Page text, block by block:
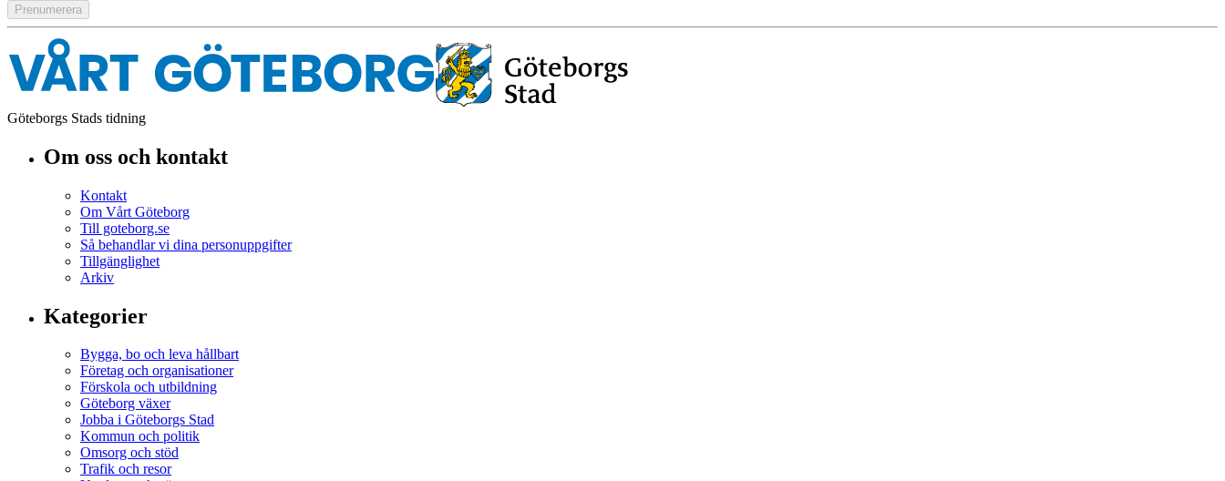
Göteborgs Stads tidning
Om oss och kontakt
Kontakt
Om Vårt Göteborg
Till goteborg.se
Så behandlar vi dina personuppgifter
Tillgänglighet
Arkiv
Kategorier
Bygga, bo och leva hållbart
Företag och organisationer
Förskola och utbildning
Göteborg växer
Jobba i Göteborgs Stad
Kommun och politik
Omsorg och stöd
Trafik och resor